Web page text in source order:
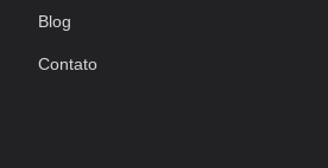
Blog
Contato